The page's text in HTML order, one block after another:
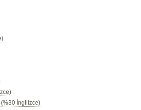
İngilizce)